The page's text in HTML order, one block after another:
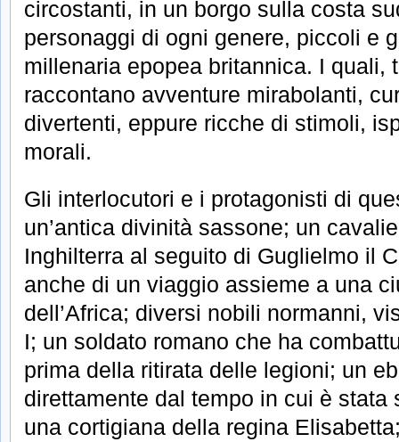
circostanti, in un borgo sulla costa
personaggi di ogni genere, piccoli e
millenaria epopea britannica. I quali,
raccontano avventure mirabolanti,
divertenti, eppure ricche di stimoli,
morali.
Gli interlocutori e i protagonisti di
un’antica divinità sassone; un
Inghilterra al seguito di Guglielmo il
anche di un viaggio assieme a una
dell’Africa; diversi nobili normanni,
I; un soldato romano che ha
prima della ritirata delle legioni; un
direttamente dal tempo in cui è stata
una cortigiana della regina